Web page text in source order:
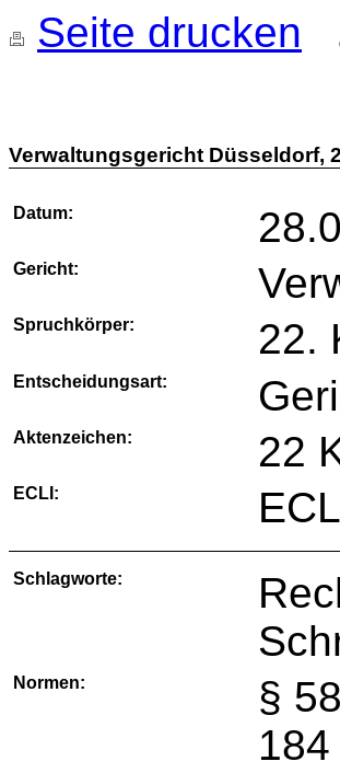
Seite drucken
Verwaltungsgericht Düsseldorf,
Datum:
Gericht:
Spruchkörper: 22.
Entscheidungsart:
Aktenzeichen: 22
ECLI:
Schlagworte:
Normen:
§